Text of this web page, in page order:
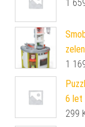
1
1
6 let
299